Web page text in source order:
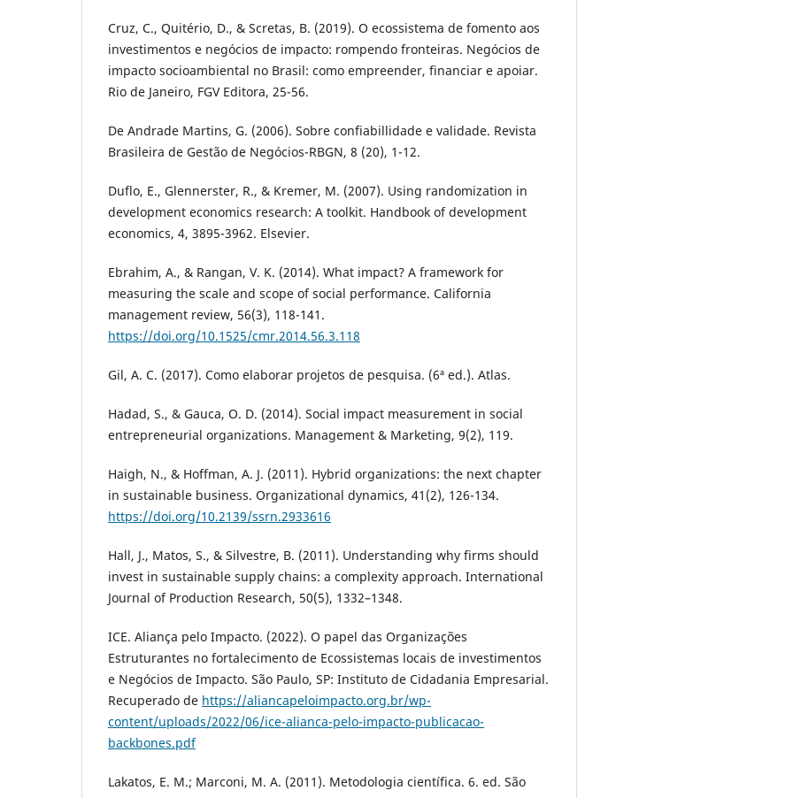
Cruz, C., Quitério, D., & Scretas, B. (2019). O ecossistema de fomento aos
investimentos e negócios de impacto: rompendo fronteiras. Negócios de
impacto socioambiental no Brasil: como empreender, financiar e apoiar.
Rio de Janeiro, FGV Editora, 25-56.
De Andrade Martins, G. (2006). Sobre confiabillidade e validade. Revista
Brasileira de Gestão de Negócios-RBGN, 8 (20), 1-12.
Duflo, E., Glennerster, R., & Kremer, M. (2007). Using randomization in
development economics research: A toolkit. Handbook of development
economics, 4, 3895-3962. Elsevier.
Ebrahim, A., & Rangan, V. K. (2014). What impact? A framework for
measuring the scale and scope of social performance. California
management review, 56(3), 118-141.
https://doi.org/10.1525/cmr.2014.56.3.118
Gil, A. C. (2017). Como elaborar projetos de pesquisa. (6ª ed.). Atlas.
Hadad, S., & Gauca, O. D. (2014). Social impact measurement in social
entrepreneurial organizations. Management & Marketing, 9(2), 119.
Haigh, N., & Hoffman, A. J. (2011). Hybrid organizations: the next chapter
in sustainable business. Organizational dynamics, 41(2), 126-134.
https://doi.org/10.2139/ssrn.2933616
Hall, J., Matos, S., & Silvestre, B. (2011). Understanding why firms should
invest in sustainable supply chains: a complexity approach. International
Journal of Production Research, 50(5), 1332–1348.
ICE. Aliança pelo Impacto. (2022). O papel das Organizações
Estruturantes no fortalecimento de Ecossistemas locais de investimentos
e Negócios de Impacto. São Paulo, SP: Instituto de Cidadania Empresarial.
Recuperado de https://aliancapeloimpacto.org.br/wp-
content/uploads/2022/06/ice-alianca-pelo-impacto-publicacao-
backbones.pdf
Lakatos, E. M.; Marconi, M. A. (2011). Metodologia científica. 6. ed. São